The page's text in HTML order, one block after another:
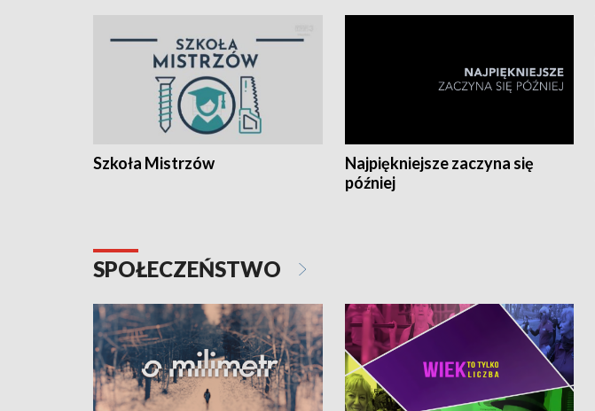
Szkoła Mistrzów
Najpiękniejsze zaczyna się
później
SPOŁECZEŃSTWO